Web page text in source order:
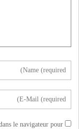
le navigateur pour